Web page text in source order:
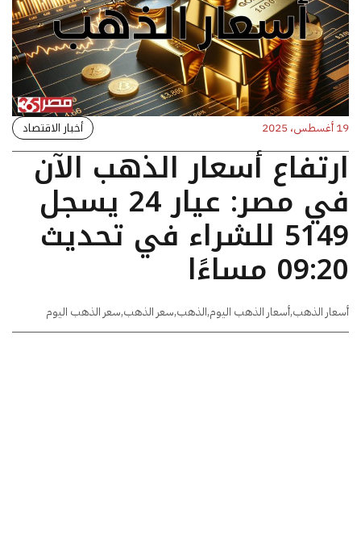
19 أغسطس، 2025 أخبار الاقتصاد
ارتفاع أسعار الذهب الآن
في مصر: عيار 24 يسجل
5149 للشراء في تحديث
09:20 مساءًا
أسعار الذهب,أسعار الذهب اليوم,الذهب,سعر الذهب,سعر الذهب اليوم